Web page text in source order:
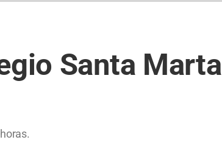
Santa Marta